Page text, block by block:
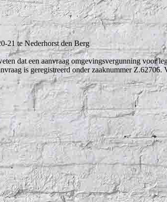
21 te Nederhorst den Berg
dat een aanvraag omgevingsvergunning voor
is geregistreerd onder zaaknummer